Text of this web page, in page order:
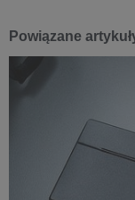
Powiązane